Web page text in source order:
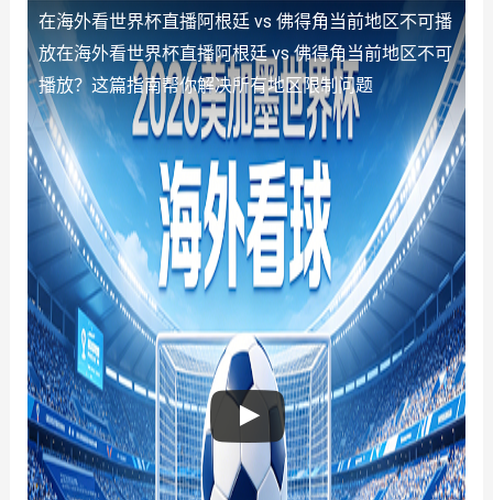
在海外看世界杯直播阿根廷 vs 佛得角当前地区不可播
放在海外看世界杯直播阿根廷 vs 佛得角当前地区不可
播放？这篇指南帮你解决所有地区限制问题